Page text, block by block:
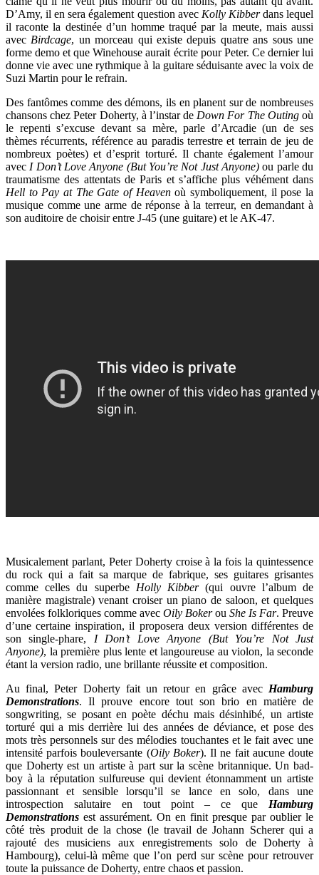
D’Amy, il en sera également question avecKolly Kibberdans lequel
il raconte la destinée d’un homme traqué par la meute, mais aussi
avec Birdcage, un morceau qui existe depuis quatre ans sous une
forme demo et que Winehouse aurait écrite pour Peter. Ce dernier lui
donne vie avec une rythmique à la guitare séduisante avec la voix de
Suzi Martin pour le refrain.
Des fantômes comme des démons, ils en planent sur de nombreuses
chansons chez Peter Doherty, à l’instar de Down For The Outingoù
le repenti s’excuse devant sa mère, parle d’Arcadie (un de ses
thèmes récurrents, référence au paradis terrestre et terrain de jeu de
nombreux poètes) et d’esprit torturé. Il chante également l’amour
avec I Don’t Love Anyone (But You’re Not Just Anyone) ou parle du
traumatisme des attentats de Paris et s’affiche plus véhément dans
Hell to Pay at The Gate of Heavenoù symboliquement, il pose la
musique comme une arme de réponse à la terreur, en demandant à
son auditoire de choisir entre J-45 (une guitare) et le AK-47.
Musicalement parlant, Peter Doherty croise à la fois la quintessence
du rock qui a fait sa marque de fabrique, ses guitares grisantes
comme celles du superbe Holly Kibber(qui ouvre l’album de
manière magistrale) venant croiser un piano de saloon, et quelques
envolées folkloriques comme avec Oily Bokerou She Is Far. Preuve
d’une certaine inspiration, il proposera deux version différentes de
son single-phare, I Don’t Love Anyone (But You’re Not Just
Anyone), la première plus lente et langoureuse au violon, la seconde
étant la version radio, une brillante réussite et composition.
Au final, Peter Doherty fait un retour en grâce avec Hamburg
Demonstrations. Il prouve encore tout son brio en matière de
songwriting, se posant en poète déchu mais désinhibé, un artiste
torturé qui a mis derrière lui des années de déviance, et pose des
mots très personnels sur des mélodies touchantes et le fait avec une
intensité parfois bouleversante (Oily Boker). Il ne fait aucune doute
que Doherty est un artiste à part sur la scène britannique. Un bad-
boy à la réputation sulfureuse qui devient étonnamment un artiste
passionnant et sensible lorsqu’il se lance en solo, dans une
introspection salutaire en tout point – ce que Hamburg
Demonstrations est assurément. On en finit presque par oublier le
côté très produit de la chose (le travail de Johann Scherer qui a
rajouté des musiciens aux enregistrements solo de Doherty à
Hambourg), celui-là même que l’on perd sur scène pour retrouver
toute la puissance de Doherty, entre chaos et passion.